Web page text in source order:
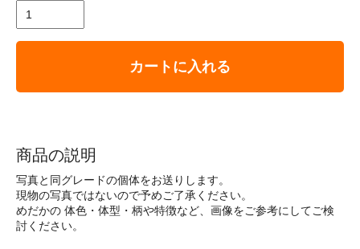
カートに入れる
商品の説明
写真と同グレードの個体をお送りします。
現物の写真ではないので予めご了承ください。
めだかの 体色・体型・柄や特徴など、画像をご参考にしてご検
討ください。